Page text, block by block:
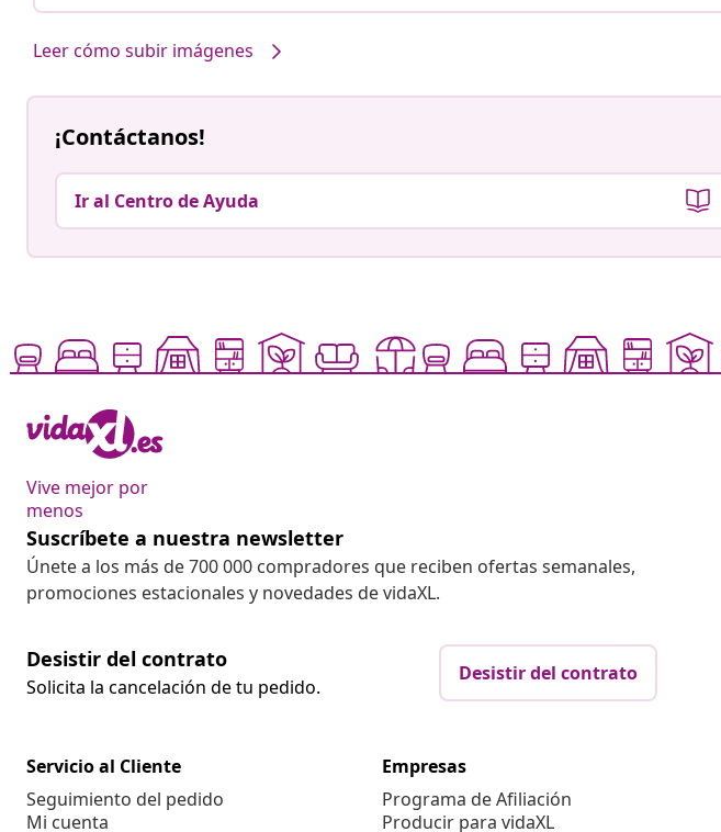
Leer cómo subir imágenes
¡Contáctanos!
Ir al Centro de Ayuda
Vive mejor por
menos
Suscríbete a nuestra newsletter
Únete a los más de 700 000 compradores que reciben ofertas semanales,
promociones estacionales y novedades de vidaXL.
Desistir del contrato
Solicita la cancelación de tu pedido.
Desistir del contrato
Servicio al Cliente
Seguimiento del pedido
Mi cuenta
Empresas
Programa de Afiliación
Producir para vidaXL